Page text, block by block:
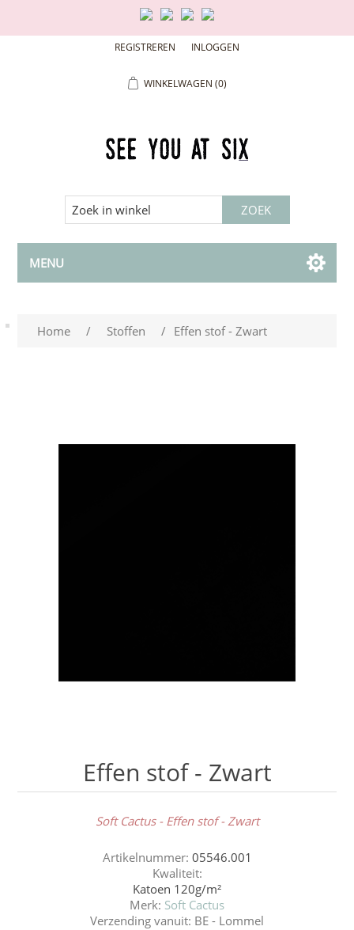
REGISTREREN INLOGGEN
WINKELWAGEN (0)
MENU
Home / Stoffen / Effen stof - Zwart
Effen stof - Zwart
Soft Cactus - Effen stof - Zwart
Artikelnummer: 05546.001
Kwaliteit:
Katoen 120g/m²
Merk: Soft Cactus
Verzending vanuit: BE - Lommel